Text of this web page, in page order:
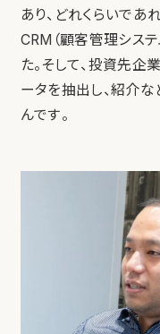
あり、どれくらいであ
CRM（顧客管理シス
た。そして、投資先
ータを抽出し、紹介
んです。